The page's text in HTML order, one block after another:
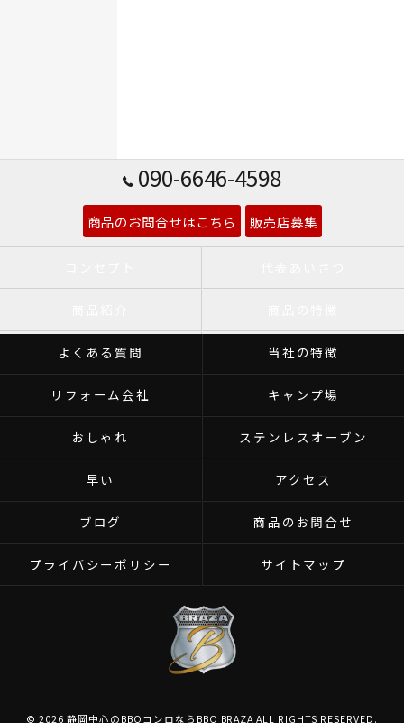
090-6646-4598
商品のお問合せはこちら 販売店募集
よくある質問 当社の特徴
リフォーム会社 キャンプ場
おしゃれ ステンレスオーブン
早い アクセス
ブログ 商品のお問合せ
プライバシーポリシー サイトマップ
© 2026 静岡中心のBBQコンロならBBQ BRAZA ALL RIGHTS RESERVED.